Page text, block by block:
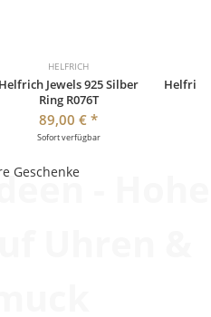
HELFRICH
Helfrich Jewels 925 Silber
Ring R076T
89,00 €*
Sofort verfügbar
Helfrich
- Hohe